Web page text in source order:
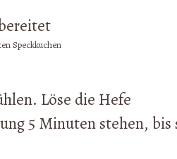
Speckkuchen
Löse die Hefe
5 Minuten stehen, bis